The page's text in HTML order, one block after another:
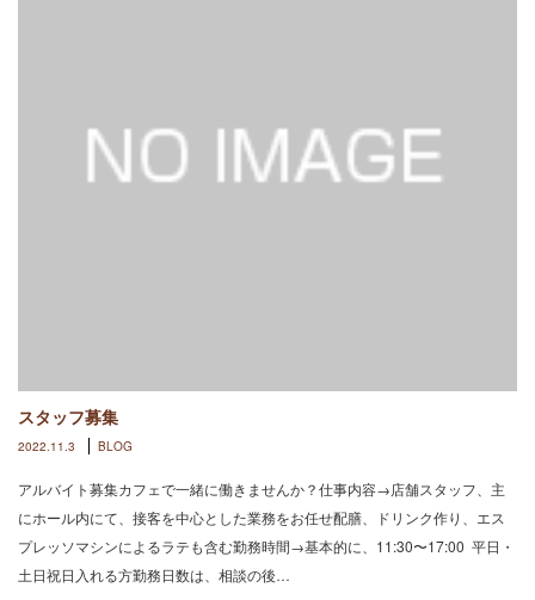
スタッフ募集
2022.11.3 BLOG
アルバイト募集カフェで一緒に働きませんか？仕事内容→店舗スタッフ、主
にホール内にて、接客を中心とした業務をお任せ配膳、ドリンク作り、エス
プレッソマシンによるラテも含む勤務時間→基本的に、11:30〜17:00 平日・
土日祝日入れる方勤務日数は、相談の後…